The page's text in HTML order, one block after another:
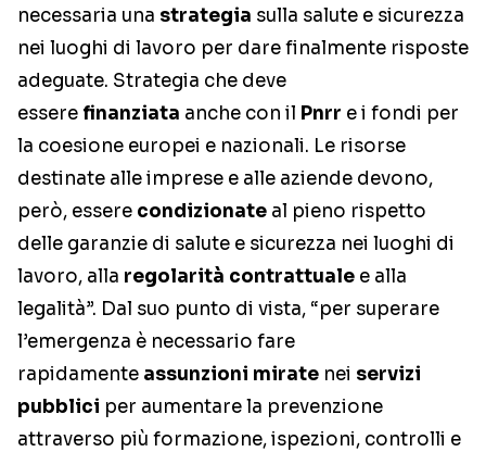
necessaria una strategia sulla salute e sicurezza
nei luoghi di lavoro per dare finalmente risposte
adeguate. Strategia che deve
essere finanziata anche con il Pnrr e i fondi per
la coesione europei e nazionali. Le risorse
destinate alle imprese e alle aziende devono,
però, essere condizionate al pieno rispetto
delle garanzie di salute e sicurezza nei luoghi di
lavoro, alla regolarità contrattuale e alla
legalità”. Dal suo punto di vista, “per superare
l’emergenza è necessario fare
rapidamente assunzioni mirate nei servizi
pubblici per aumentare la prevenzione
attraverso più formazione, ispezioni, controlli e